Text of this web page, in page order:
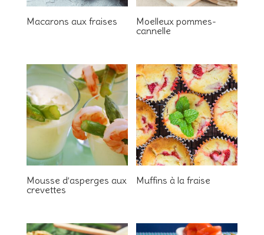
Macarons aux fraises
Moelleux pommes-
cannelle
Mousse d’asperges aux
crevettes
Muffins à la fraise